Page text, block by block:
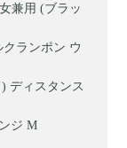
兼用 (ブラッ
ランポン ウ
ディスタンス
ジ M